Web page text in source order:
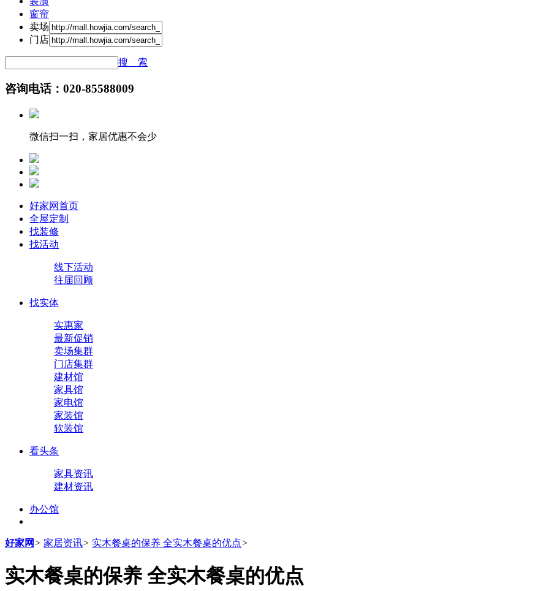
窗帘
卖场
门店
搜 索
咨询电话：020-85588009
微信扫一扫，家居优惠不会少
好家网首页
全屋定制
找装修
找活动
线下活动
往届回顾
找实体
实惠家
最新促销
卖场集群
门店集群
建材馆
家具馆
家电馆
家装馆
软装馆
看头条
家具资讯
建材资讯
办公馆
好家网> 家居资讯> 实木餐桌的保养 全实木餐桌的优点>
实木餐桌的保养 全实木餐桌的优点